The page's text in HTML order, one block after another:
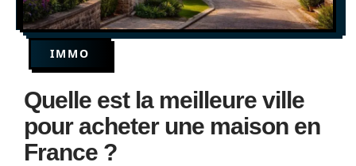
IMMO
Quelle est la meilleure ville
pour acheter une maison en
France ?